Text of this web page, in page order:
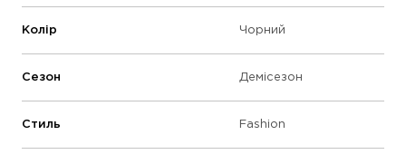
Колір Чорний
Сезон Демісезон
Стиль Fashion